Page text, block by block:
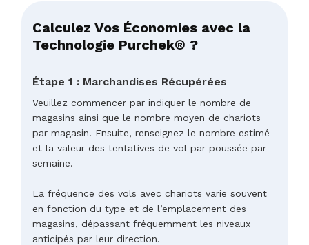
Calculez Vos Économies avec la
Technologie Purchek® ?
Étape 1 : Marchandises Récupérées
Veuillez commencer par indiquer le nombre de
magasins ainsi que le nombre moyen de chariots
par magasin. Ensuite, renseignez le nombre estimé
et la valeur des tentatives de vol par poussée par
semaine.
La fréquence des vols avec chariots varie souvent
en fonction du type et de l’emplacement des
magasins, dépassant fréquemment les niveaux
anticipés par leur direction.